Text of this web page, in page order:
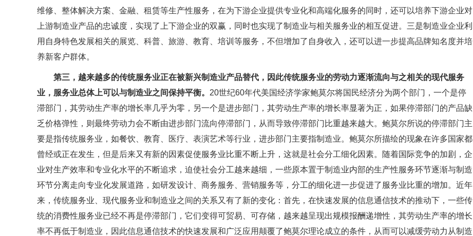
维修、整体解决方案、金融、租赁等生产性服务，在为下游企业提供专业化和高端化服务的同时，还可以培养下游企业对
上游制造业产品的忠诚度，实现了上下游企业的双赢，同时也实现了制造业与相关服务业的相互促进。三是制造业企业利
用自身特色发展相关的展览、科普、旅游、教育、培训等服务，不但增加了自身收入，还可以进一步提高品牌知名度并培
养新客户群体。
第三，越来越多的传统服务业正在被新兴制造业产品替代，因此传统服务业的劳动力逐渐流向与之相关的现代服务
业，服务业总体上可以与制造业之间保持平衡。 20世纪60年代美国经济学家鲍莫尔将国民经济分为两个部门，一个是停
滞部门，其劳动生产率的增长率几乎为零，另一个是进步部门，其劳动生产率的增长率显著为正，如果停滞部门的产品缺
乏价格弹性，则最终劳动力会不断由进步部门流向停滞部门，从而导致停滞部门比重越来越大。鲍莫尔所说的停滞部门主
要是指传统服务业，如餐饮、教育、医疗、表演艺术等行业，进步部门主要指制造业。鲍莫尔所描绘的现象在许多国家都
曾经或正在发生，但是后来又有新的因素促使服务业比重不断上升，这就是社会分工细化因素。随着国际竞争的加剧，企
业对生产效率和专业化水平的不断追求，迫使社会分工越来越细，一些原本置于制造业内部的生产性服务环节逐渐与制造
环节分离走向专业化发展道路，如研发设计、商务服务、营销服务等，分工的细化进一步促进了服务业比重的增加。近年
来，传统服务业、现代服务业和制造业之间的关系又有了新的变化：首先，在快速发展的信息通信技术的推动下，一些传
统的消费性服务业已经不再是停滞部门，它们变得可贸易、可存储，越来越呈现出规模报酬递增性，其劳动生产率的增长
率不再低于制造业，因此信息通信技术的快速发展和广泛应用颠覆了鲍莫尔理论成立的条件，从而可以减缓劳动力从制造